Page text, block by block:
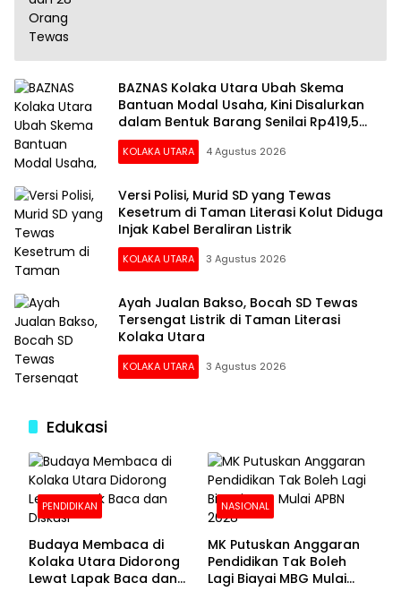
BAZNAS Kolaka Utara Ubah Skema
Bantuan Modal Usaha, Kini Disalurkan
dalam Bentuk Barang Senilai Rp419,5
Juta
KOLAKA UTARA 4 Agustus 2026
Versi Polisi, Murid SD yang Tewas
Kesetrum di Taman Literasi Kolut Diduga
Injak Kabel Beraliran Listrik
KOLAKA UTARA 3 Agustus 2026
Ayah Jualan Bakso, Bocah SD Tewas
Tersengat Listrik di Taman Literasi
Kolaka Utara
KOLAKA UTARA 3 Agustus 2026
Edukasi
PENDIDIKAN
Budaya Membaca di
Kolaka Utara Didorong
Lewat Lapak Baca dan
NASIONAL
MK Putuskan Anggaran
Pendidikan Tak Boleh
Lagi Biayai MBG Mulai